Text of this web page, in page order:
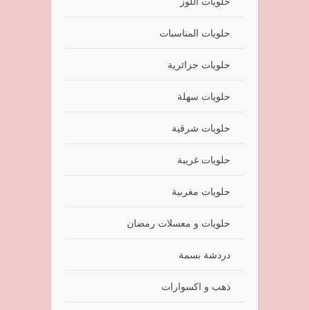
حلويات المناسبات
حلويات جزائرية
حلويات سهلة
حلويات شرقية
حلويات غريبة
حلويات مغربية
حلويات و معسلات رمضان
دردشة بسمة
ذهب و اكسوارات